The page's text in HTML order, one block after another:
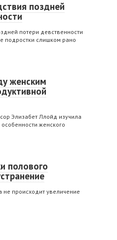
поздней
потери девственности
подростки слишком рано
женским
Элизабет Ллойд изучила
женского
полового
не происходит увеличение